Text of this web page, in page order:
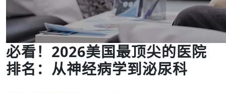
必看！2026美国最顶尖的医院
排名：从神经病学到泌尿科